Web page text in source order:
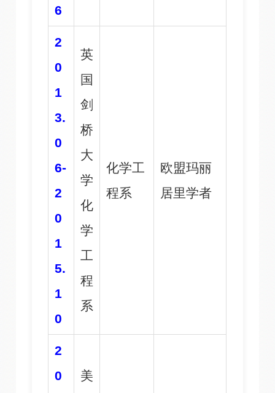
6
2
0
1
3.
0
6-
2
0
1
5.
1
0
英
国
剑
桥
大
学
化
学
工
程
系
化学工
程系
欧盟玛丽
居里学者
2
0
美